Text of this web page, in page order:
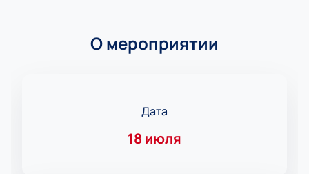
О мероприятии
Дата
18 июля